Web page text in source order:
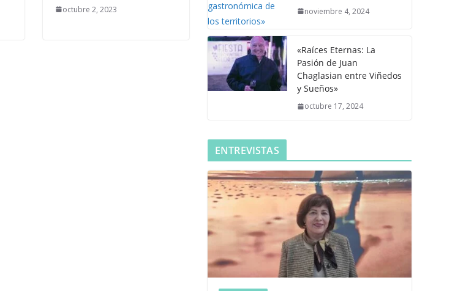
octubre 2, 2023 noviembre 4, 2024
«Raíces Eternas: La
Pasión de Juan
Chaglasian entre Viñedos
y Sueños»
octubre 17, 2024
ENTREVISTAS